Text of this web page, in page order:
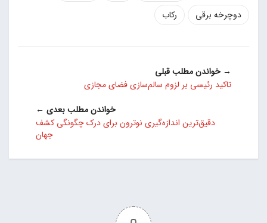
دوچرخه برقی
رکاب
→ خواندن مطلب قبلی
تاکید رئیسی بر لزوم سالم‌سازی فضای مجازی
خواندن مطلب بعدی ←
دقیق‌ترین اندازه‌گیری نوترون برای درک چگونگی کشف
جهان